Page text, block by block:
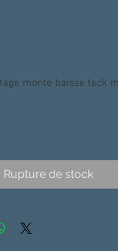
monte baisse teck
Rupture de stock